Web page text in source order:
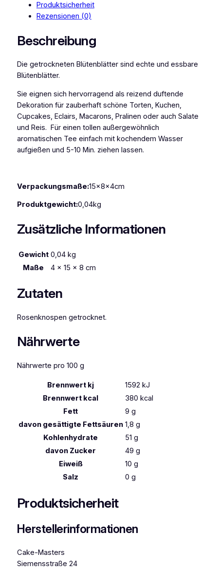
s
o
s
n
k
n
o
s
p
p
u
u
n
u
r
0
M
n
Produktsicherheit
Rezensionen (0)
Beschreibung
Die getrockneten Blütenblätter sind echte und essbare
Blütenblätter.
Sie eignen sich hervorragend als reizend duftende
Dekoration für zauberhaft schöne Torten, Kuchen,
Cupcakes, Eclairs, Macarons, Pralinen oder auch Salate
und Reis. Für einen tollen außergewöhnlich
aromatischen Tee einfach mit kochendem Wasser
aufgießen und 5-10 Min. ziehen lassen.
Verpackungsmaße:15x8x4cm
Produktgewicht:0,04kg
Zusätzliche Informationen
Gewicht 0,04 kg
Maße
4 × 15 × 8 cm
Zutaten
Rosenknospen getrocknet.
Nährwerte
Nährwerte pro 100 g
Brennwert kj 1592 kJ
Brennwert kcal
380 kcal
Fett
9 g
davon gesättigte Fettsäuren 1,8 g
Kohlenhydrate
51 g
davon Zucker 49 g
Eiweiß
10 g
Salz
0 g
Produktsicherheit
Herstellerinformationen
Cake-Masters
Siemensstraße 24